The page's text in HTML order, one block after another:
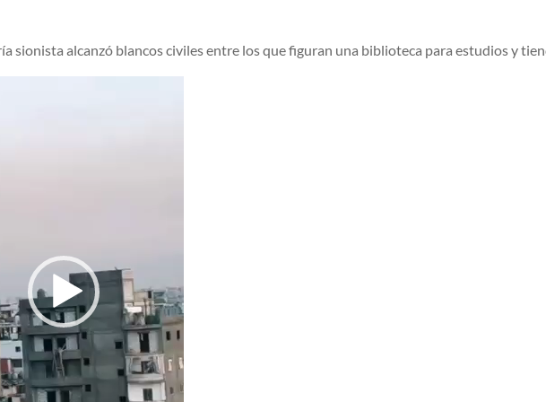
sionista alcanzó blancos civiles entre los que figuran una biblioteca para estudios y